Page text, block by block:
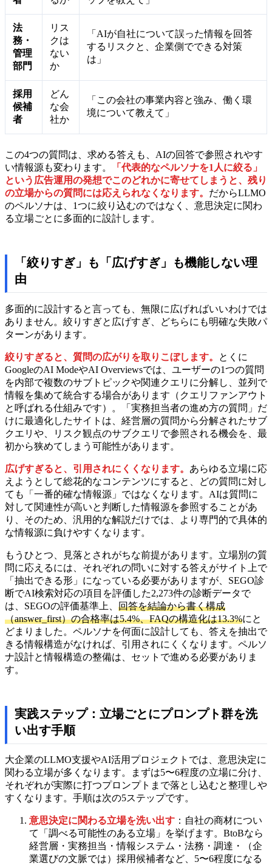
法
務・
管理
部門
リス
クは
ない
か
「AIが自社について誤った情報を回答
するリスクと、企業側でできる対策
は」
採用
候補
者
どん
な会
社か
「この会社の事業内容と強み、働く環
境について教えて」
この4つの質問は、求める答えも、AIの回答で参照されやす
い情報源も変わります。
「代表的なペルソナを1人に絞る」
という広告運用の発想でこのどれかに寄せてしまうと、残り
の立場からの質問には応えられなくなります。 だからLLMO
のペルソナは、1つに絞り込むのではなく、意思決定に関わ
る立場ごとに多面的に設計します。
「絞りすぎ」も「広げすぎ」も機能しない理
由
多面的に設計すると言っても、無限に広げればいいわけでは
ありません。絞りすぎと広げすぎ、どちらにも明確な失敗パ
ターンがあります。
絞りすぎると、質問の広がりを取りこぼします。
とくに
GoogleのAI ModeやAI Overviewsでは、ユーザーの1つの質問
を内部で複数のサブトピックや関連クエリに分解し、並列で
情報を集めて統合する場合があります（クエリファンアウト
と呼ばれる仕組みです）。「実務担当者の進め方の質問」だ
けに最適化したサイトは、経営層の質問から分解されたサブ
クエリや、リスク観点のサブクエリで参照される機会を、最
初から狭めてしまう可能性があります。
広げすぎると、引用されにくくなります。 あらゆる立場に応
えようとして総花的なコンテンツにすると、どの質問に対し
ても「一番的確な情報源」ではなくなります。AIは質問に
対して関連性が高いと判断した情報源を参照することがあ
り、そのため、汎用的な解説だけでは、より専門的で具体的
な情報源に負けやすくなります。
もうひとつ、見落とされがちな前提があります。立場別の質
問に応えるには、それぞれの問いに対する答えがサイト上で
「抽出できる形」になっている必要がありますが、SEGO診
断でAI検索対応の項目を評価した2,273件の診断データで
は、SEGOの評価基準上、 回答を結論から書く構成
（answer_first）の合格率は5.4%、FAQの構造化は13.3%にと
どまりました。ペルソナを何面に設計しても、答えを抽出で
きる情報構造がなければ、引用されにくくなります。ペルソ
ナ設計と情報構造の整備は、セットで進める必要がありま
す。
実践ステップ：立場ごとにプロンプト群を洗
い出す手順
大企業のLLMO支援やAI活用プロジェクトでは、意思決定に
関わる立場が多くなります。まずは5〜6程度の立場に分け、
それぞれが実際に打つプロンプトまで落とし込むと整理しや
すくなります。手順は次の5ステップです。
意思決定に関わる立場を洗い出す ：自社の商材につい
て「調べる可能性のある立場」を挙げます。BtoBなら
経営層・実務担当・情報システム・法務・調達・（企
業選びの文脈では）採用候補者など、5〜6程度になる